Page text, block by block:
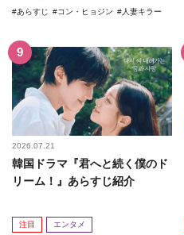
あらすじ コン・ヒョジン 人妻キラー
2026.07.21
韓国ドラマ『君へと続く僕のド
リーム！』あらすじ紹介
注目 エンタメ